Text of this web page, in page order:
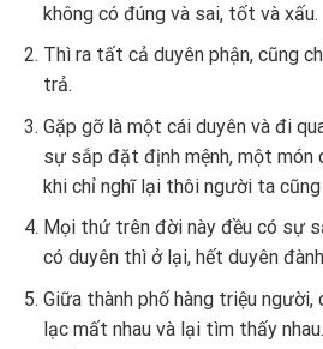
không có đúng và sai, tốt và xấu.
Thì ra tất cả duyên phận, cũng
trả.
Gặp gỡ là một cái duyên và đi
sự sắp đặt định mệnh, một món
khi chỉ nghĩ lại thôi người ta
Mọi thứ trên đời này đều có sự
có duyên thì ở lại, hết duyên
Giữa thành phố hàng triệu người,
lạc mất nhau và lại tìm thấy